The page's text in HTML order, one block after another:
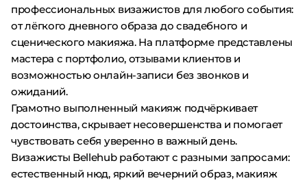
профессиональных визажистов для любого события:
от лёгкого дневного образа до свадебного и
сценического макияжа. На платформе представлены
мастера с портфолио, отзывами клиентов и
возможностью онлайн-записи без звонков и
ожиданий.
Грамотно выполненный макияж подчёркивает
достоинства, скрывает несовершенства и помогает
чувствовать себя уверенно в важный день.
Визажисты Bellehub работают с разными запросами:
естественный нюд, яркий вечерний образ, макияж